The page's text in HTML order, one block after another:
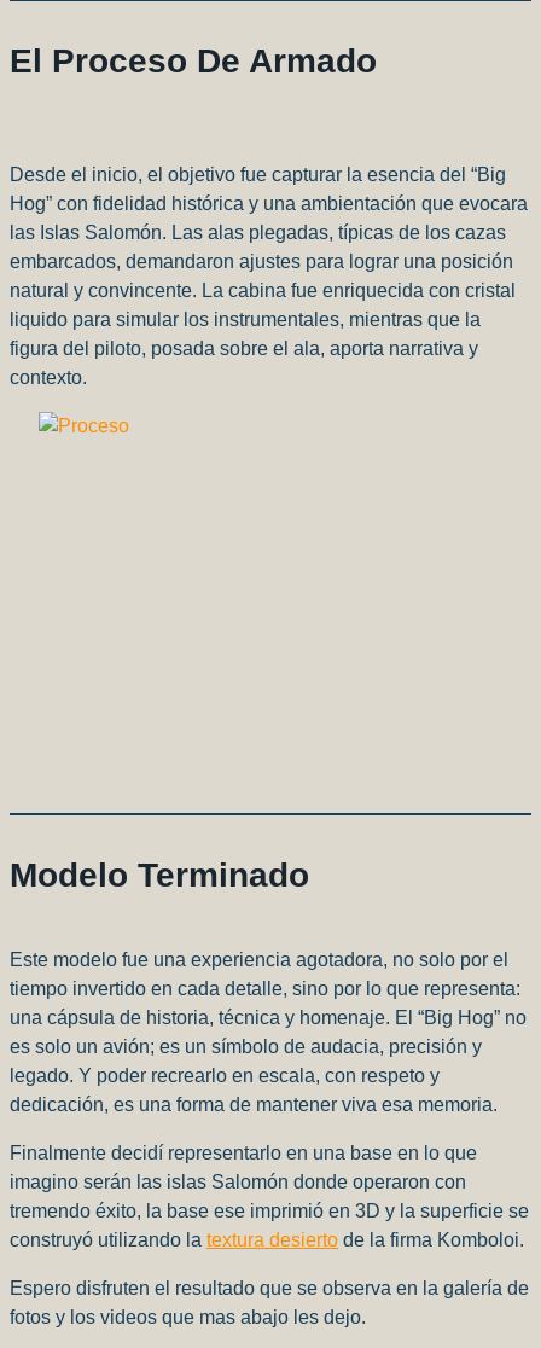
El Proceso De Armado
Desde el inicio, el objetivo fue capturar la esencia del “Big
Hog” con fidelidad histórica y una ambientación que evocara
las Islas Salomón. Las alas plegadas, típicas de los cazas
embarcados, demandaron ajustes para lograr una posición
natural y convincente. La cabina fue enriquecida con cristal
liquido para simular los instrumentales, mientras que la
figura del piloto, posada sobre el ala, aporta narrativa y
contexto.
Modelo Terminado
Este modelo fue una experiencia agotadora, no solo por el
tiempo invertido en cada detalle, sino por lo que representa:
una cápsula de historia, técnica y homenaje. El “Big Hog” no
es solo un avión; es un símbolo de audacia, precisión y
legado. Y poder recrearlo en escala, con respeto y
dedicación, es una forma de mantener viva esa memoria.
Finalmente decidí representarlo en una base en lo que
imagino serán las islas Salomón donde operaron con
tremendo éxito, la base ese imprimió en 3D y la superficie se
construyó utilizando la textura desierto de la firma Komboloi.
Espero disfruten el resultado que se observa en la galería de
fotos y los videos que mas abajo les dejo.